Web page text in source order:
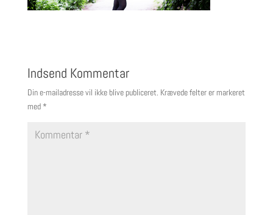
Indsend Kommentar
Din e-mailadresse vil ikke blive publiceret. Krævede felter er markeret
med *